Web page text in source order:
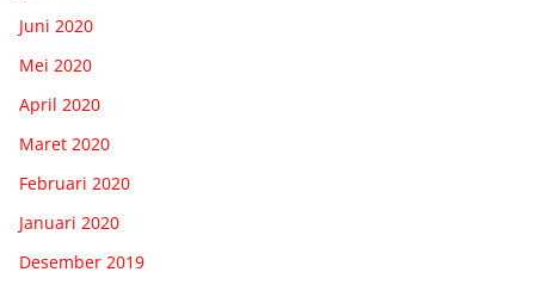
Juni 2020
Mei 2020
April 2020
Maret 2020
Februari 2020
Januari 2020
Desember 2019